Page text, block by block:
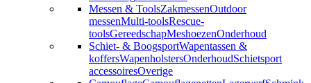
Messen & ToolsZakmessenOutdoor
messenMulti-toolsRescue-
toolsGereedschapMeshoezenOnderhoud
Schiet- & BoogsportWapentassen &
koffersWapenholstersOnderhoudSchietsport
accessoiresOverige